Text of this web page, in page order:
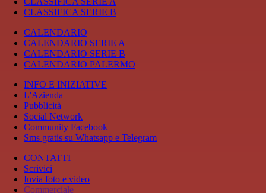
CLASSIFICA SERIE B
CALENDARIO
CALENDARIO SERIE A
CALENDARIO SERIE B
CALENDARIO PALERMO
INFO E INIZIATIVE
L'Azienda
Pubblicità
Social Network
Community Facebook
Sms gratis su Whatsapp e Telegram
CONTATTI
Scrivici
Invia foto e video
Commerciale